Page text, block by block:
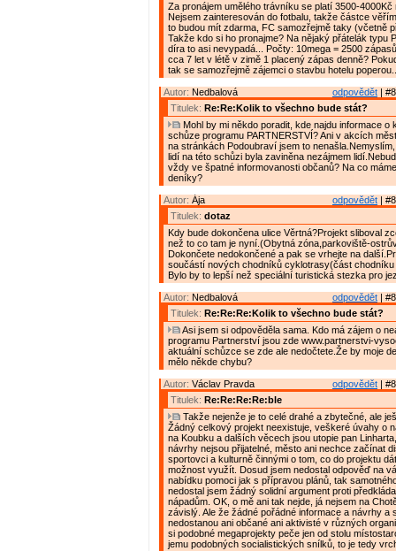
Za pronájem umělého trávníku se platí 3500-4000Kč
Nejsem zainteresován do fotbalu, takže částce
to budou mít zdarma, FC samozřejmě taky (včetně
Takže kdo si ho pronajme? Na nějaký přátelák typu
díra to asi nevypadá... Počty: 10mega = 2500
cca 7 let v létě v zimě 1 placený zápas denně?
tak se samozřejmě zájemci o stavbu hotelu
odpovědět |
Autor: Nedbalová
Titulek: Re:Re:Kolik to všechno bude stát?
Mohl by mi někdo poradit, kde najdu informace o
schůze programu PARTNERSTVÍ? Ani v akcích
na stránkách Podoubraví jsem to
lidí na této schůzi byla zaviněna nezájmem
vždy ve špatné informovanosti občanů? Na co
deníky?
odpovědět |
Autor: Ája
Titulek: dotaz
Kdy bude dokončena ulice Věrtná?Projekt sliboval
než to co tam je nyní.(Obytná zóna,parkoviště-
Dokončete nedokončené a pak se vrhejte na
součástí nových chodníků cyklotrasy(část
Bylo by to lepší než speciální turistická stezka pro
odpovědět |
Autor: Nedbalová
Titulek: Re:Re:Re:Kolik to všechno bude stát?
Asi jsem si odpověděla sama. Kdo má zájem o
programu Partnerství jsou zde www.partnerstvi-
aktuální schůzce se zde ale nedočtete.Že by moje
mělo někde chybu?
odpovědět |
Autor: Václav Pravda
Titulek: Re:Re:Re:Re:ble
Takže nejenže je to celé drahé a zbytečné, ale
Žádný celkový projekt neexistuje, veškeré úvahy o
na Koubku a dalších věcech jsou utopie pan
návrhy nejsou přijatelné, město ani nechce začínat
sportovci a kulturně činnými o tom, co do projektu
možnost využít. Dosud jsem nedostal odpověď na
nabídku pomoci jak s přípravou plánů, tak
nedostal jsem žádný solidní argument proti
nápadům. OK, o mě ani tak nejde, já nejsem na
závislý. Ale že žádné pořádné informace a návrhy a
nedostanou ani občané ani aktivisté v různých
si podobné megaprojekty peče jen od stolu
jemu podobných socialistických snílků, to je tedy